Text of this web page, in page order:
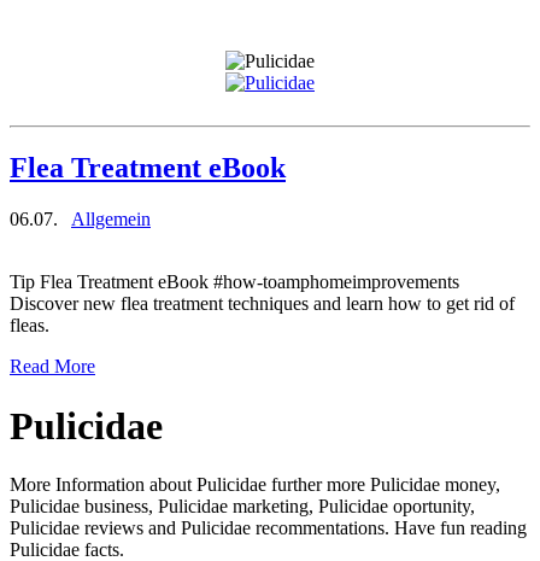
Flea Treatment eBook
06.07. Allgemein
Tip Flea Treatment eBook #how-toamphomeimprovements
Discover new flea treatment techniques and learn how to get rid of
fleas.
Read More
Pulicidae
More Information about Pulicidae further more Pulicidae money,
Pulicidae business, Pulicidae marketing, Pulicidae oportunity,
Pulicidae reviews and Pulicidae recommentations. Have fun reading
Pulicidae facts.